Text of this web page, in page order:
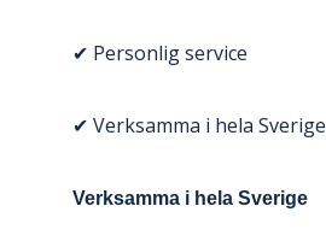
✔ Personlig service
✔ Verksamma i hela Sverige
Verksamma i hela Sverige